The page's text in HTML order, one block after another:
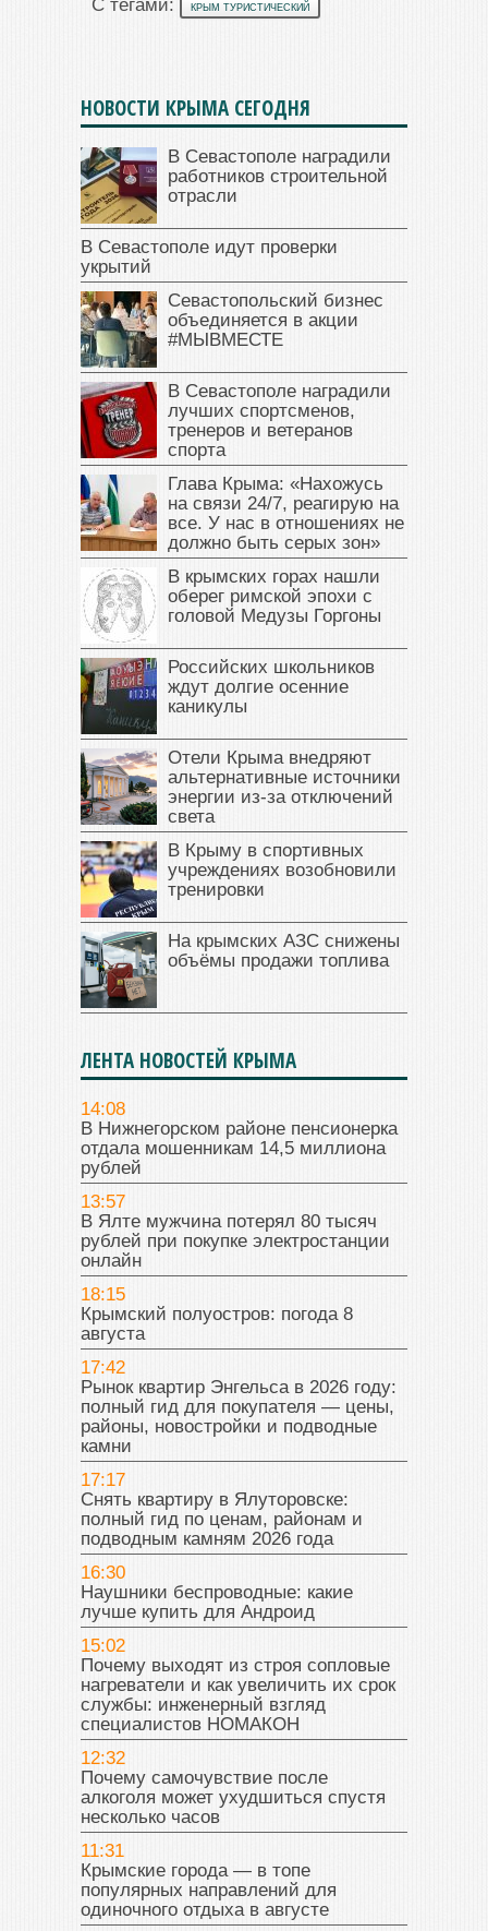
С тегами: КРЫМ ТУРИСТИЧЕСКИЙ
НОВОСТИ КРЫМА СЕГОДНЯ
В Севастополе наградили
работников строительной
отрасли
В Севастополе идут проверки
укрытий
Севастопольский бизнес
объединяется в акции
#МЫВМЕСТЕ
В Севастополе наградили
лучших спортсменов,
тренеров и ветеранов
спорта
Глава Крыма: «Нахожусь
на связи 24/7, реагирую на
все. У нас в отношениях не
должно быть серых зон»
В крымских горах нашли
оберег римской эпохи с
головой Медузы Горгоны
Российских школьников
ждут долгие осенние
каникулы
Отели Крыма внедряют
альтернативные источники
энергии из-за отключений
света
В Крыму в спортивных
учреждениях возобновили
тренировки
На крымских АЗС снижены
объёмы продажи топлива
ЛЕНТА НОВОСТЕЙ КРЫМА
14:08
В Нижнегорском районе пенсионерка
отдала мошенникам 14,5 миллиона
рублей
13:57
В Ялте мужчина потерял 80 тысяч
рублей при покупке электростанции
онлайн
18:15
Крымский полуостров: погода 8
августа
17:42
Рынок квартир Энгельса в 2026 году:
полный гид для покупателя — цены,
районы, новостройки и подводные
камни
17:17
Снять квартиру в Ялуторовске:
полный гид по ценам, районам и
подводным камням 2026 года
16:30
Наушники беспроводные: какие
лучше купить для Андроид
15:02
Почему выходят из строя сопловые
нагреватели и как увеличить их срок
службы: инженерный взгляд
специалистов НОМАКОН
12:32
Почему самочувствие после
алкоголя может ухудшиться спустя
несколько часов
11:31
Крымские города — в топе
популярных направлений для
одиночного отдыха в августе